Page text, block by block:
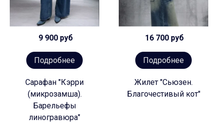
9 900 руб
Подробнее
Сарафан "Кэрри
(микрозамша).
Барельефы
линогравюра"
16 700 руб
Подробнее
Жилет "Сьюзен.
Благочестивый кот"